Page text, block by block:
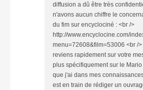
diffusion a dû être très
n'avons aucun chiffre le
du fim sur encyclociné : <br />
http://www.encyclocine.com/
menu=72608&film=53006 <br /
reviens rapidement sur votre
plus spécifiquement sur le
que j'ai dans mes
est en train de rédiger un